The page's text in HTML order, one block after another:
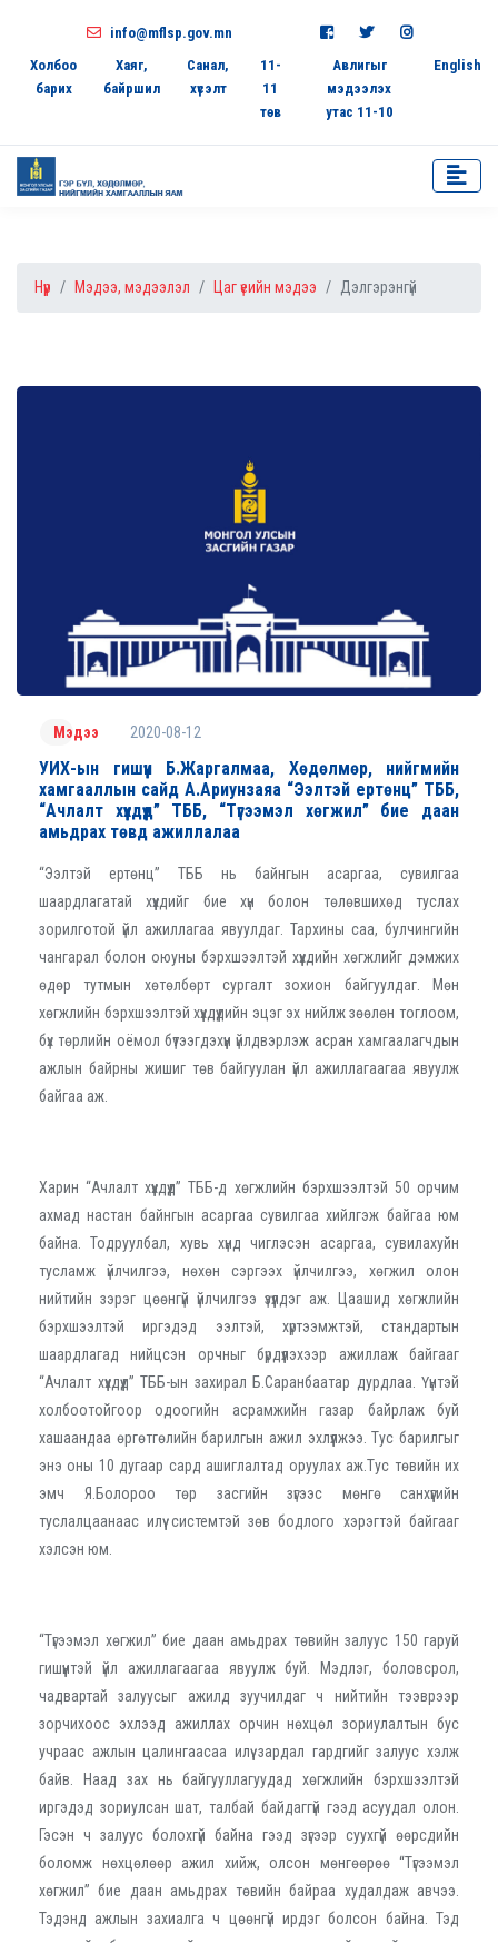
info@mflsp.gov.mn
Холбоо
барих
Хаяг,
байршил
Санал,
хүсэлт
11-
11
төв
Авлигыг
мэдээлэх
утас 11-10
English
Нүүр Мэдээ, мэдээлэл Цаг үеийн мэдээ Дэлгэрэнгүй
Мэдээ 2020-08-12
УИХ-ын гишүүн Б.Жаргалмаа, Хөдөлмөр, нийгмийн
хамгааллын сайд А.Ариунзаяа “Ээлтэй ертөнц” ТББ,
“Ачлалт хүүхдүүд” ТББ, “Түгээмэл хөгжил” бие даан
амьдрах төвд ажиллалаа
“Ээлтэй ертөнц” ТББ нь байнгын асаргаа, сувилгаа
шаардлагатай хүүхдийг бие хүн болон төлөвшихөд туслах
зорилготой үйл ажиллагаа явуулдаг. Тархины саа, булчингийн
чангарал болон оюуны бэрхшээлтэй хүүхдийн хөгжлийг дэмжих
өдөр тутмын хөтөлбөрт сургалт зохион байгуулдаг. Мөн
хөгжлийн бэрхшээлтэй хүүхдүүдийн эцэг эх нийлж зөөлөн тоглоом,
бүх төрлийн оёмол бүтээгдэхүүн үйлдвэрлэж асран хамгаалагчдын
ажлын байрны жишиг төв байгуулан үйл ажиллагаагаа явуулж
байгаа аж.
Харин “Ачлалт хүүхдүүд” ТББ-д хөгжлийн бэрхшээлтэй 50 орчим
ахмад настан байнгын асаргаа сувилгаа хийлгэж байгаа юм
байна. Тодруулбал, хувь хүнд чиглэсэн асаргаа, сувилахуйн
тусламж үйлчилгээ, нөхөн сэргээх үйлчилгээ, хөгжил олон
нийтийн зэрэг цөөнгүй үйлчилгээ үзүүлдэг аж. Цаашид хөгжлийн
бэрхшээлтэй иргэдэд ээлтэй, хүртээмжтэй, стандартын
шаардлагад нийцсэн орчныг бүрдүүлэхээр ажиллаж байгааг
“Ачлалт хүүхдүүд” ТББ-ын захирал Б.Саранбаатар дурдлаа. Үүнтэй
холбоотойгоор одоогийн асрамжийн газар байрлаж буй
хашаандаа өргөтгөлийн барилгын ажил эхлүүлжээ. Тус барилгыг
энэ оны 10 дугаар сард ашиглалтад оруулах аж.Тус төвийн их
эмч Я.Болороо төр засгийн зүгээс мөнгө санхүүгийн
туслалцаанаас илүү системтэй зөв бодлого хэрэгтэй байгааг
хэлсэн юм.
“Түгээмэл хөгжил” бие даан амьдрах төвийн залуус 150 гаруй
гишүүнтэй үйл ажиллагаагаа явуулж буй. Мэдлэг, боловсрол,
чадвартай залуусыг ажилд зуучилдаг ч нийтийн тээврээр
зорчихоос эхлээд ажиллах орчин нөхцөл зориулалтын бус
учраас ажлын цалингаасаа илүү зардал гардгийг залуус хэлж
байв. Наад зах нь байгууллагуудад хөгжлийн бэрхшээлтэй
иргэдэд зориулсан шат, талбай байдаггүй гээд асуудал олон.
Гэсэн ч залуус болохгүй байна гээд зүгээр суухгүй өөрсдийн
боломж нөхцөлөөр ажил хийж, олсон мөнгөөрөө “Түгээмэл
хөгжил” бие даан амьдрах төвийн байраа худалдаж авчээ.
Тэдэнд ажлын захиалга ч цөөнгүй ирдэг болсон байна. Тэд